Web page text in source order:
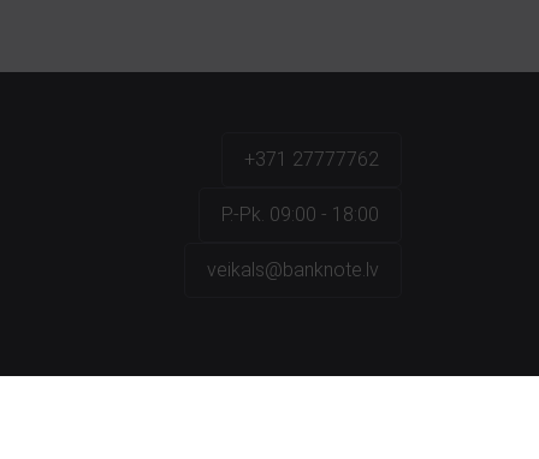
+371 27777762
P.-Pk. 09:00 - 18:00
veikals@banknote.lv